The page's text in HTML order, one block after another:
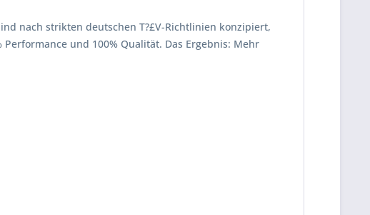
nach strikten deutschen T?£V-Richtlinien konzipiert,
und 100% Qualität. Das Ergebnis: Mehr